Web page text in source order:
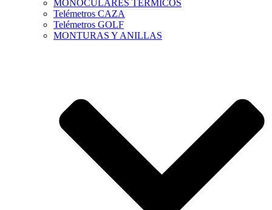
MONOCULARES TERMICOS
Telémetros CAZA
Telémetros GOLF
MONTURAS Y ANILLAS